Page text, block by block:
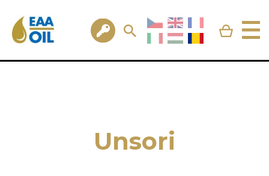
Unsori